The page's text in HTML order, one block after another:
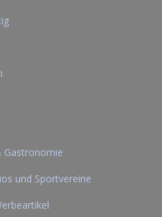
Gastronomie
und Sportvereine